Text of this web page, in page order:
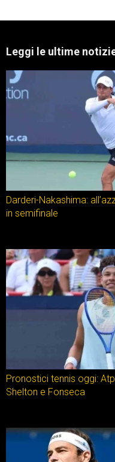
Leggi le ultime
Darderi-Nakashima:
in semifinale
Pronostici tennis oggi:
Shelton e Fonseca